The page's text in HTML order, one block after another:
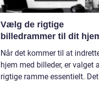
Vælg de rigtige
billedrammer til dit
Når det kommer til at
hjem med billeder, er valget
rigtige ramme essentielt.